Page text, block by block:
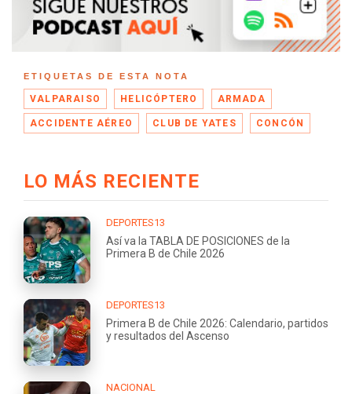
ETIQUETAS DE ESTA NOTA
VALPARAISO HELICÓPTERO ARMADA
ACCIDENTE AÉREO CLUB DE YATES CONCÓN
LO MÁS RECIENTE
DEPORTES13
Así va la TABLA DE POSICIONES de la
Primera B de Chile 2026
DEPORTES13
Primera B de Chile 2026: Calendario, partidos
y resultados del Ascenso
NACIONAL